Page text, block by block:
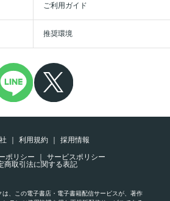
ご利用ガイド
推奨環境
利用規約
採用情報
ポリシー
サービスポリシー
商取引法に関する表記
は、この電子書店・電子書籍配信サービスが、著作